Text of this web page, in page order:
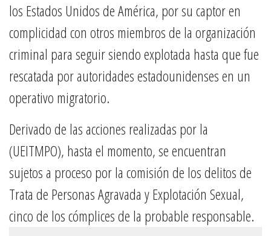
los Estados Unidos de América, por su captor en
complicidad con otros miembros de la organización
criminal para seguir siendo explotada hasta que fue
rescatada por autoridades estadounidenses en un
operativo migratorio.
Derivado de las acciones realizadas por la
(UEITMPO), hasta el momento, se encuentran
sujetos a proceso por la comisión de los delitos de
Trata de Personas Agravada y Explotación Sexual,
cinco de los cómplices de la probable responsable.